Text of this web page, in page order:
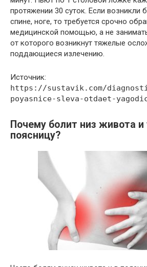
протяжении 30 суток. Если возникли
спине, ноге, то требуется срочно
медицинской помощью, а не
от которого возникнут тяжелые
поддающиеся излечению.
Источник:
https://sustavik.com/
poyasnice-sleva-otdaet-
Почему болит низ живота и
поясницу?